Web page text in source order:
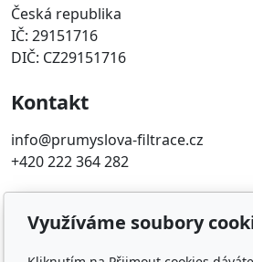
Česká republika
IČ: 29151716
DIČ: CZ29151716
Kontakt
info@prumyslova-filtrace.cz
+420 222 364 282
Využíváme soubory